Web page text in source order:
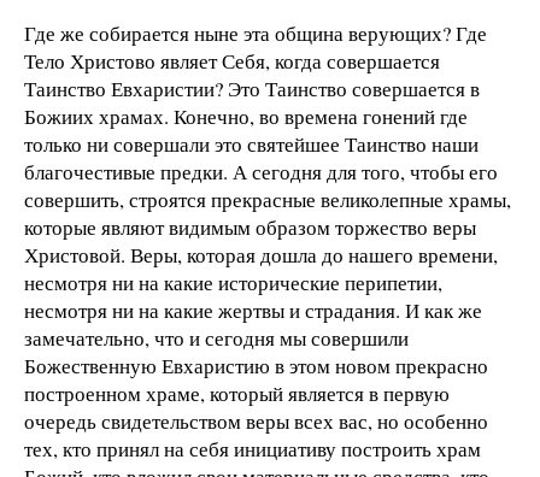
Где же собирается ныне эта община верующих? Где
Тело Христово являет Себя, когда совершается
Таинство Евхаристии? Это Таинство совершается в
Божиих храмах. Конечно, во времена гонений где
только ни совершали это святейшее Таинство наши
благочестивые предки. А сегодня для того, чтобы его
совершить, строятся прекрасные великолепные храмы,
которые являют видимым образом торжество веры
Христовой. Веры, которая дошла до нашего времени,
несмотря ни на какие исторические перипетии,
несмотря ни на какие жертвы и страдания. И как же
замечательно, что и сегодня мы совершили
Божественную Евхаристию в этом новом прекрасно
построенном храме, который является в первую
очередь свидетельством веры всех вас, но особенно
тех, кто принял на себя инициативу построить храм